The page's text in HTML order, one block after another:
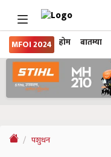
MFOI 2024 होम बातम्या
पशुधन